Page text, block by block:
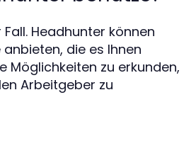
Headhunter können
die es Ihnen
Möglichkeiten zu erkunden,
Arbeitgeber zu